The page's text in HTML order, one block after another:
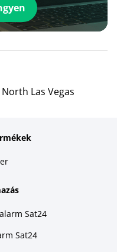
North Las Vegas
Sat24
Sat24